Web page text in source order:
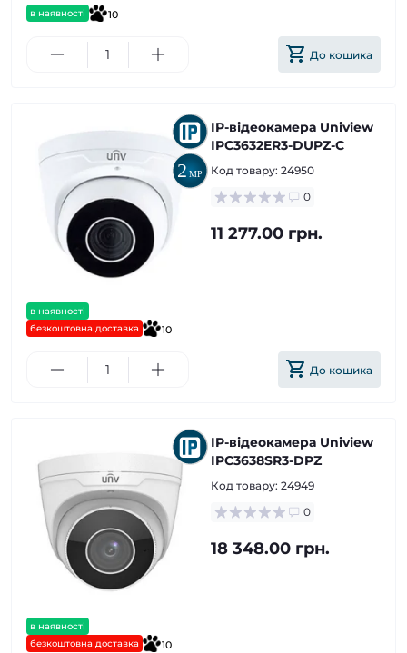
в наявності 10
До кошика
в наявності
безкоштовна доставка
10
IP-відеокамера Uniview
ІPC3632ER3-DUPZ-C
Код товару: 24950
0
11 277.00 грн.
До кошика
в наявності
безкоштовна доставка
10
IP-відеокамера Uniview
IPC3638SR3-DPZ
Код товару: 24949
0
18 348.00 грн.